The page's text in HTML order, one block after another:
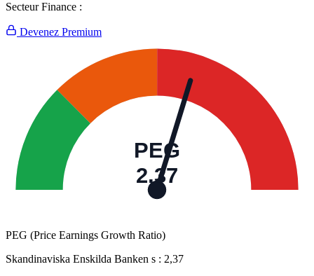
Secteur Finance :
Devenez Premium
PEG
2,37
PEG (Price Earnings Growth Ratio)
Skandinaviska Enskilda Banken s : 2,37